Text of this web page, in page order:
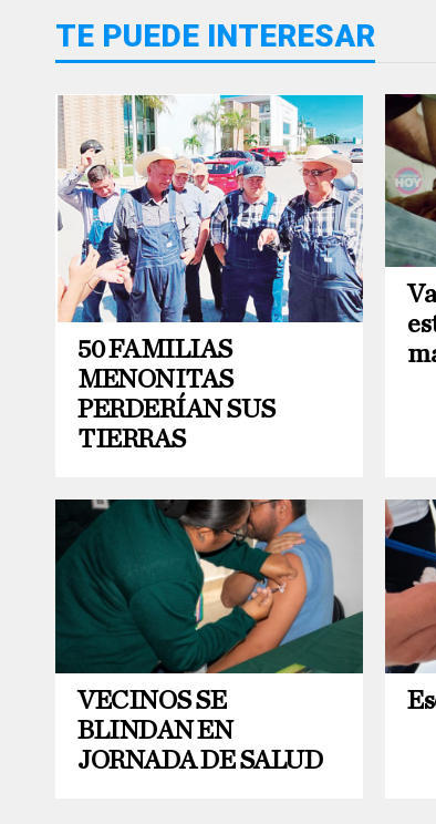
TE PUEDE INTERESAR
50 FAMILIAS
MENONITAS
PERDERÍAN SUS
TIERRAS
VECINOS SE
BLINDAN EN
JORNADA DE SALUD